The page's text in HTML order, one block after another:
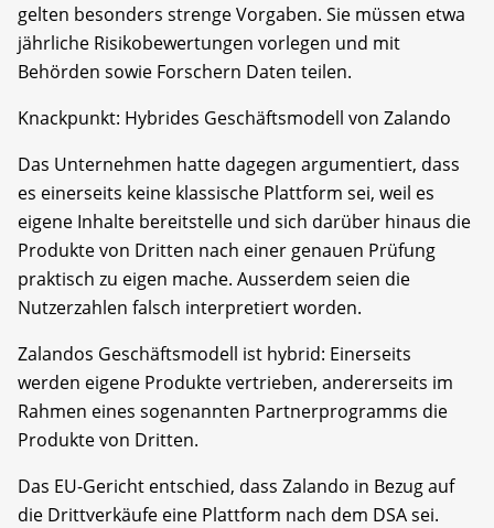
gelten besonders strenge Vorgaben. Sie müssen etwa
jährliche Risikobewertungen vorlegen und mit
Behörden sowie Forschern Daten teilen.
Knackpunkt: Hybrides Geschäftsmodell von Zalando
Das Unternehmen hatte dagegen argumentiert, dass
es einerseits keine klassische Plattform sei, weil es
eigene Inhalte bereitstelle und sich darüber hinaus die
Produkte von Dritten nach einer genauen Prüfung
praktisch zu eigen mache. Ausserdem seien die
Nutzerzahlen falsch interpretiert worden.
Zalandos Geschäftsmodell ist hybrid: Einerseits
werden eigene Produkte vertrieben, andererseits im
Rahmen eines sogenannten Partnerprogramms die
Produkte von Dritten.
Das EU-Gericht entschied, dass Zalando in Bezug auf
die Drittverkäufe eine Plattform nach dem DSA sei.